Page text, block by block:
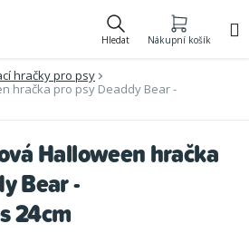
Hledat Nákupní košík
hračky pro psy
hračka pro psy Deaddy Bear -
Halloween hračka
Bear -
24cm